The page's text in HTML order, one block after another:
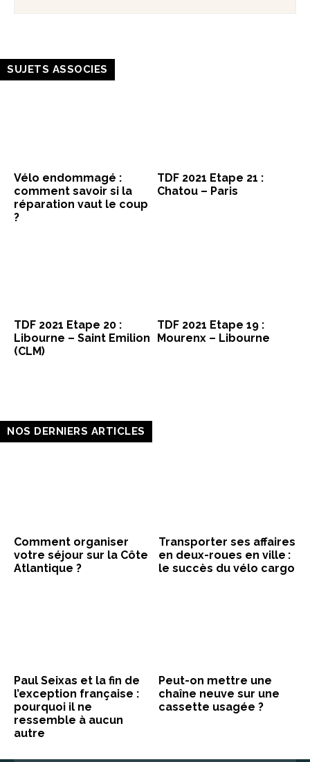
SUJETS ASSOCIES
Vélo endommagé :
comment savoir si la
réparation vaut le coup
?
TDF 2021 Etape 21 :
Chatou – Paris
TDF 2021 Etape 20 :
Libourne – Saint Emilion
(CLM)
TDF 2021 Etape 19 :
Mourenx – Libourne
NOS DERNIERS ARTICLES
Comment organiser
votre séjour sur la Côte
Atlantique ?
Transporter ses affaires
en deux-roues en ville :
le succès du vélo cargo
Paul Seixas et la fin de
l’exception française :
pourquoi il ne
ressemble à aucun
autre
Peut-on mettre une
chaîne neuve sur une
cassette usagée ?